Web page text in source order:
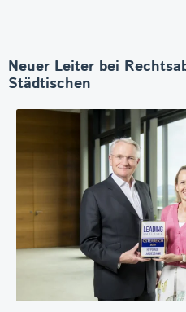
Neuer Leiter bei
Städtischen